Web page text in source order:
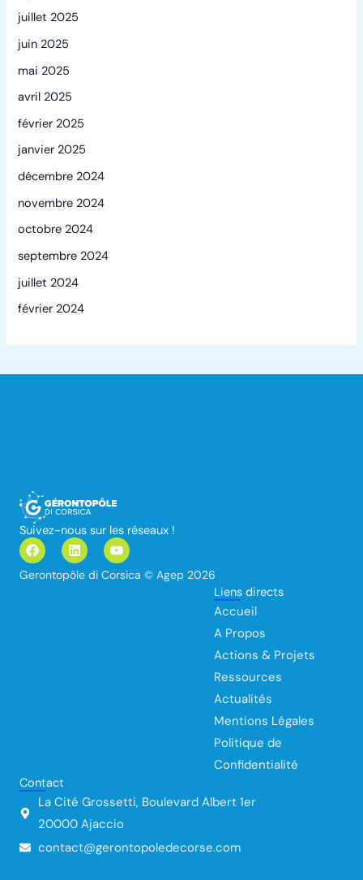
juillet 2025
juin 2025
mai 2025
avril 2025
février 2025
janvier 2025
décembre 2024
novembre 2024
octobre 2024
septembre 2024
juillet 2024
février 2024
Suivez-nous sur les réseaux !
F
a
c
e
L
i
n
k
Y
o
u
t
Gerontopôle di Corsica © Agep 2026
Liens directs
Accueil
A Propos
Actions & Projets
Ressources
Actualités
Mentions Légales
Politique de
Confidentialité
Contact
La Cité Grossetti, Boulevard Albert 1er
20000 Ajaccio
contact@gerontopoledecorse.com